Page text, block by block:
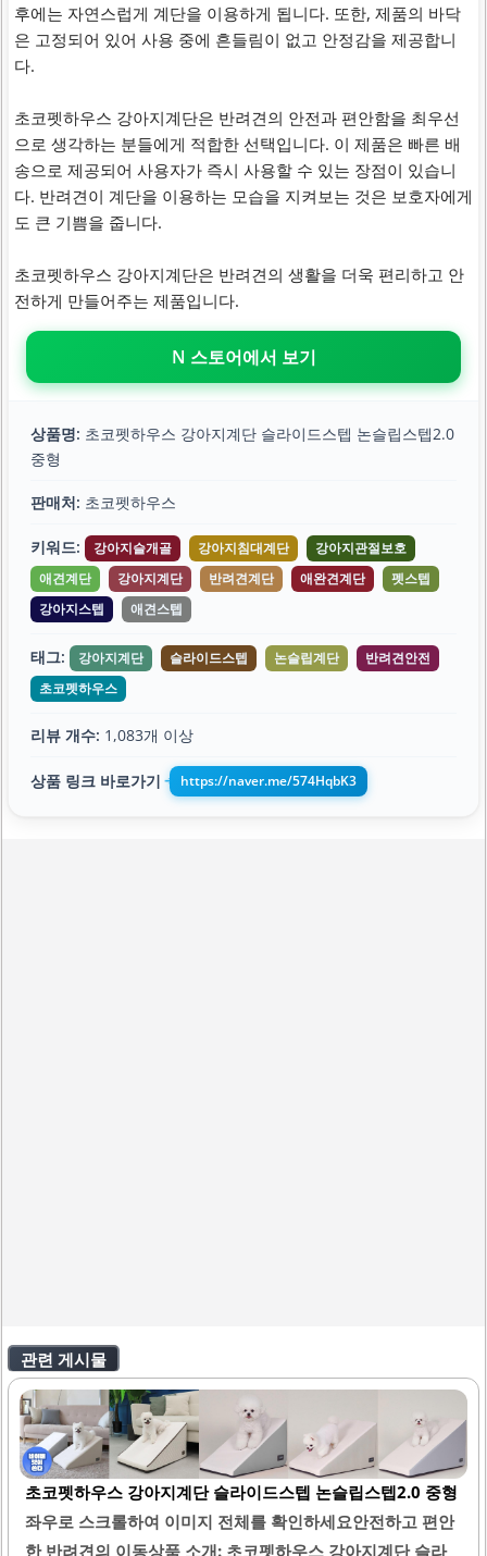
후에는 자연스럽게 계단을 이용하게 됩니다. 또한, 제품의 바닥
은 고정되어 있어 사용 중에 흔들림이 없고 안정감을 제공합니
다.
초코펫하우스 강아지계단은 반려견의 안전과 편안함을 최우선
으로 생각하는 분들에게 적합한 선택입니다. 이 제품은 빠른 배
송으로 제공되어 사용자가 즉시 사용할 수 있는 장점이 있습니
다. 반려견이 계단을 이용하는 모습을 지켜보는 것은 보호자에게
도 큰 기쁨을 줍니다.
초코펫하우스 강아지계단은 반려견의 생활을 더욱 편리하고 안
전하게 만들어주는 제품입니다.
N 스토어에서 보기
상품명: 초코펫하우스 강아지계단 슬라이드스텝 논슬립스텝2.0
중형
판매처: 초코펫하우스
키워드: 강아지슬개골 강아지침대계단
강아지관절보호
애견계단
강아지계단 반려견계단 애완견계단
펫스텝
강아지스텝
애견스텝
태그: 강아지계단 슬라이드스텝 논슬립계단
반려견안전
초코펫하우스
리뷰 개수: 1,083개 이상
상품 링크 바로가기 ➔ https://naver.me/574HqbK3
관련 게시물
초코펫하우스 강아지계단 슬라이드스텝 논슬립스텝2.0 중형
좌우로 스크롤하여 이미지 전체를 확인하세요안전하고 편안
한 반려견의 이동상품 소개: 초코펫하우스 강아지계단 슬라